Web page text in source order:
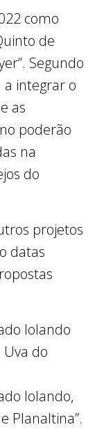
como
de
Segundo
a integrar o
as
poderão
na
do
projetos
datas
Iolando
Uva do
Iolando,
Planaltina”.